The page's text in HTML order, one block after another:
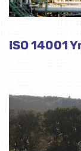
ISO 14001